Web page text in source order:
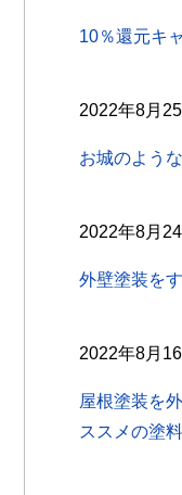
10％還元キ
2022年8月25
お城のよう
2022年8月24
外壁塗装を
2022年8月16
屋根塗装を
ススメの塗